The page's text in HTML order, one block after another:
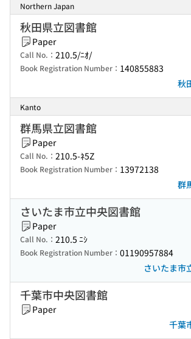
Northern Japan
秋田県立図書館
Paper
Call No.： 210.5/ﾆｵ/
Book Registration Number： 140855883
秋
Kanto
群馬県立図書館
Paper
Call No.： 210.5-ﾈ5Z
Book Registration Number： 13972138
群
さいたま市立中央図書館
Paper
Call No.： 210.5 ﾆｼ
Book Registration Number： 01190957884
さいたま市
千葉市中央図書館
Paper
千葉